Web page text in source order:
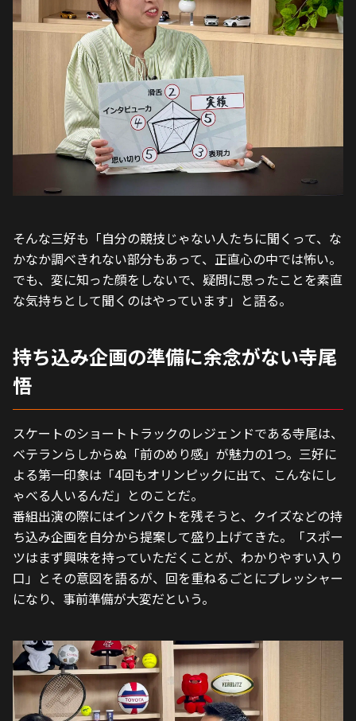
そんな三好も「自分の競技じゃない人たちに聞くって、な
かなか調べきれない部分もあって、正直心の中では怖い。
でも、変に知った顔をしないで、疑問に思ったことを素直
な気持ちとして聞くのはやっています」と語る。
持ち込み企画の準備に余念がない寺尾
悟
スケートのショートトラックのレジェンドである寺尾は、
ベテランらしからぬ「前のめり感」が魅力の1つ。三好に
よる第一印象は「4回もオリンピックに出て、こんなにし
ゃべる人いるんだ」とのことだ。
番組出演の際にはインパクトを残そうと、クイズなどの持
ち込み企画を自分から提案して盛り上げてきた。「スポー
ツはまず興味を持っていただくことが、わかりやすい入り
口」とその意図を語るが、回を重ねるごとにプレッシャー
になり、事前準備が大変だという。